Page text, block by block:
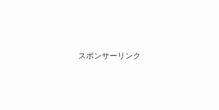
スポンサーリンク